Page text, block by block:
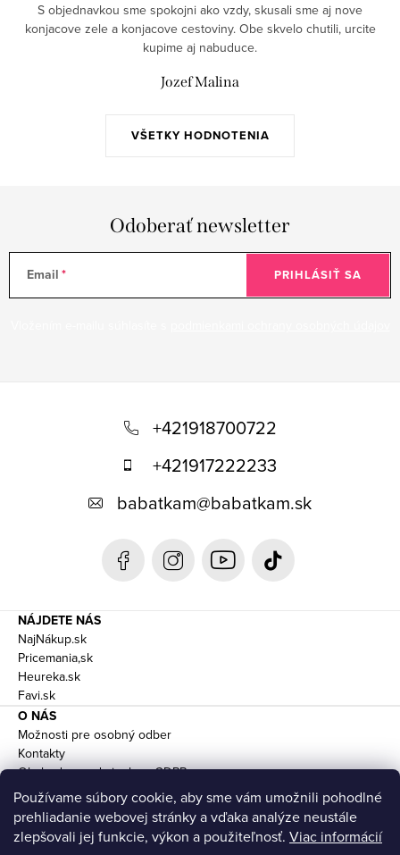
Používame súbory cookie, aby sme vám umožnili pohodlné
prehliadanie webovej stránky a vďaka analýze neustále
zlepšovali jej funkcie, výkon a použiteľnosť. Viac informácií
VŠETKY HODNOTENIA
S objednavkou sme spokojni ako vzdy, skusali sme aj nove
konjacove zele a konjacove cestoviny. Obe skvelo chutili, urcite
kupime aj nabuduce.
Jozef Malina
Odoberať newsletter
Email PRIHLÁSIŤ SA
+421918700722
+421917222233
babatkam@babatkam.sk
NÁJDETE NÁS
NajNákup.sk
Pricemania,sk
Heureka.sk
Favi.sk
O NÁS
Možnosti pre osobný odber
Kontakty
Obchodne podmienky a GDPR
Doprava